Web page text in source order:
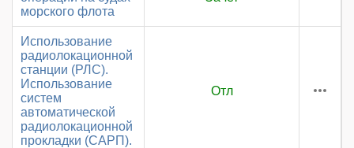
морского флота
Использование
радиолокационной
станции (РЛС).
Использование
систем
автоматической
радиолокационной
прокладки (САРП).
Отл